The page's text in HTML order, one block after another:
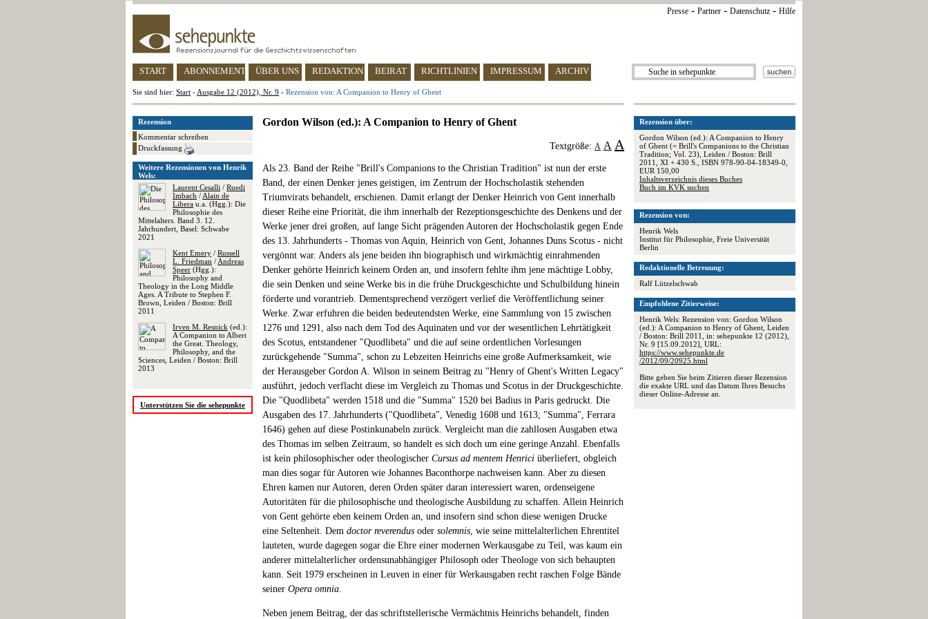
Presse - Partner - Datenschutz - Hilfe
START ABONNEMENT ÜBER UNS REDAKTION BEIRAT RICHTLINIEN IMPRESSUM ARCHIV
Sie sind hier: Start - Ausgabe 12 (2012), Nr. 9 - Rezension von: A Companion to Henry of Ghent
Rezension über:
Gordon Wilson (ed.): A Companion to Henry
of Ghent (= Brill's Companions to the Christian
Tradition; Vol. 23), Leiden / Boston: Brill
2011, XI + 430 S., ISBN 978-90-04-18349-0,
EUR 150,00
Inhaltsverzeichnis dieses Buches
Buch im KVK suchen
Rezension von:
Henrik Wels
Institut für Philosophie, Freie Universität
Berlin
Redaktionelle Betreuung:
Ralf Lützelschwab
Empfohlene Zitierweise:
Henrik Wels: Rezension von: Gordon Wilson
(ed.): A Companion to Henry of Ghent, Leiden
/ Boston: Brill 2011, in: sehepunkte 12 (2012),
Nr. 9 [15.09.2012], URL:
https://www.sehepunkte.de
/2012/09/20925.html
Bitte geben Sie beim Zitieren dieser Rezension
die exakte URL und das Datum Ihres Besuchs
dieser Online-Adresse an.
Rezension
Kommentar schreiben
Druckfassung
Weitere Rezensionen von Henrik
Wels:
Laurent Cesalli / Ruedi
Imbach / Alain de
Libera u.a. (Hgg.): Die
Philosophie des
Mittelalters. Band 3. 12.
Jahrhundert, Basel: Schwabe
2021
Kent Emery / Russell
L. Friedman / Andreas
Speer (Hgg.):
Philosophy and
Theology in the Long Middle
Ages. A Tribute to Stephen F.
Brown, Leiden / Boston: Brill
2011
Irven M. Resnick (ed.):
A Companion to Albert
the Great. Theology,
Philosophy, and the
Sciences, Leiden / Boston: Brill
2013
Unterstützen Sie die sehepunkte
Gordon Wilson (ed.): A Companion to Henry of Ghent
Textgröße: A A A
Als 23. Band der Reihe "Brill's Companions to the Christian Tradition" ist nun der erste
Band, der einen Denker jenes geistigen, im Zentrum der Hochscholastik stehenden
Triumvirats behandelt, erschienen. Damit erlangt der Denker Heinrich von Gent innerhalb
dieser Reihe eine Priorität, die ihm innerhalb der Rezeptionsgeschichte des Denkens und der
Werke jener drei großen, auf lange Sicht prägenden Autoren der Hochscholastik gegen Ende
des 13. Jahrhunderts - Thomas von Aquin, Heinrich von Gent, Johannes Duns Scotus - nicht
vergönnt war. Anders als jene beiden ihn biographisch und wirkmächtig einrahmenden
Denker gehörte Heinrich keinem Orden an, und insofern fehlte ihm jene mächtige Lobby,
die sein Denken und seine Werke bis in die frühe Druckgeschichte und Schulbildung hinein
förderte und vorantrieb. Dementsprechend verzögert verlief die Veröffentlichung seiner
Werke. Zwar erfuhren die beiden bedeutendsten Werke, eine Sammlung von 15 zwischen
1276 und 1291, also nach dem Tod des Aquinaten und vor der wesentlichen Lehrtätigkeit
des Scotus, entstandener "Quodlibeta" und die auf seine ordentlichen Vorlesungen
zurückgehende "Summa", schon zu Lebzeiten Heinrichs eine große Aufmerksamkeit, wie
der Herausgeber Gordon A. Wilson in seinem Beitrag zu "Henry of Ghent's Written Legacy"
ausführt, jedoch verflacht diese im Vergleich zu Thomas und Scotus in der Druckgeschichte.
Die "Quodlibeta" werden 1518 und die "Summa" 1520 bei Badius in Paris gedruckt. Die
Ausgaben des 17. Jahrhunderts ("Quodlibeta", Venedig 1608 und 1613; "Summa", Ferrara
1646) gehen auf diese Postinkunabeln zurück. Vergleicht man die zahllosen Ausgaben etwa
des Thomas im selben Zeitraum, so handelt es sich doch um eine geringe Anzahl. Ebenfalls
ist kein philosophischer oder theologischer Cursus ad mentem Henrici überliefert, obgleich
man dies sogar für Autoren wie Johannes Baconthorpe nachweisen kann. Aber zu diesen
Ehren kamen nur Autoren, deren Orden später daran interessiert waren, ordenseigene
Autoritäten für die philosophische und theologische Ausbildung zu schaffen. Allein Heinrich
von Gent gehörte eben keinem Orden an, und insofern sind schon diese wenigen Drucke
eine Seltenheit. Dem doctor reverendus oder solemnis, wie seine mittelalterlichen Ehrentitel
lauteten, wurde dagegen sogar die Ehre einer modernen Werkausgabe zu Teil, was kaum ein
anderer mittelalterlicher ordensunabhängiger Philosoph oder Theologe von sich behaupten
kann. Seit 1979 erscheinen in Leuven in einer für Werkausgaben recht raschen Folge Bände
seiner Opera omnia.
Neben jenem Beitrag, der das schriftstellerische Vermächtnis Heinrichs behandelt, finden